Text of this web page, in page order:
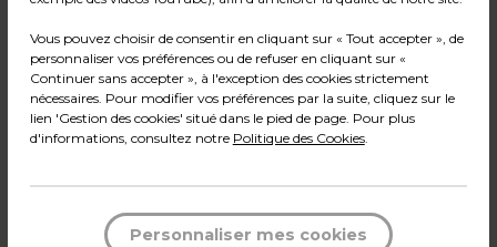
15,59€ TTC*
Paquet de 2
Quantité - +
Ajouter au panier
*Des frais de livraison et d'emballage peuvent s'ajouter.
Vous pouvez choisir de consentir en cliquant sur « Tout accepter », de
personnaliser vos préférences ou de refuser en cliquant sur «
Continuer sans accepter », à l'exception des cookies strictement
nécessaires. Pour modifier vos préférences par la suite, cliquez sur le
lien 'Gestion des cookies' situé dans le pied de page. Pour plus
d'informations, consultez notre Politique des Cookies.
Personnaliser mes cookies